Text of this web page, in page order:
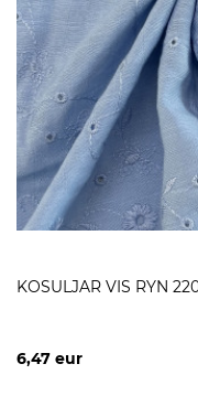
KOSULJAR VIS RYN
6,47 eur